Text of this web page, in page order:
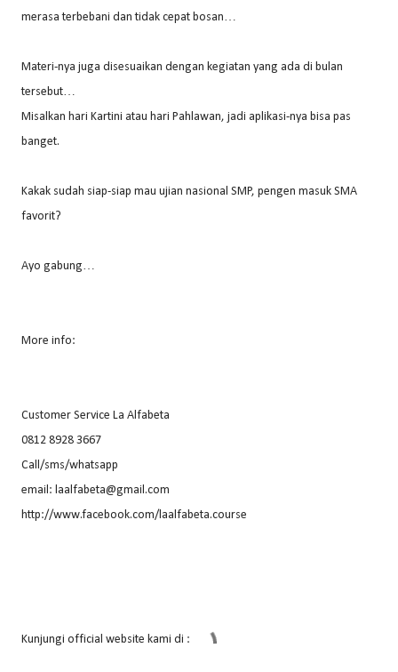
merasa terbebani dan tidak cepat bosan…
Materi-nya juga disesuaikan dengan kegiatan yang ada di bulan
tersebut…
Misalkan hari Kartini atau hari Pahlawan, jadi aplikasi-nya bisa pas
banget.
Kakak sudah siap-siap mau ujian nasional SMP, pengen masuk SMA
favorit?
Ayo gabung…
More info:
Customer Service La Alfabeta
0812 8928 3667
Call/sms/whatsapp
email: laalfabeta@gmail.com
http://www.facebook.com/laalfabeta.course
Kunjungi official website kami di :